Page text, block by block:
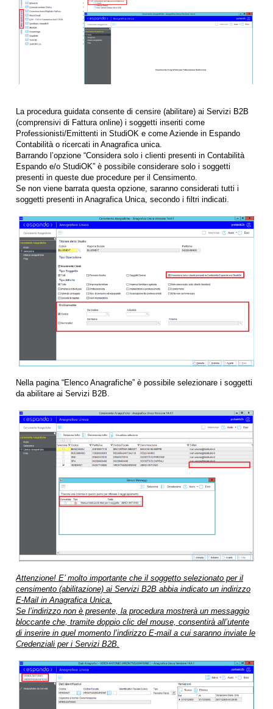
La procedura guidata consente di censire (abilitare) ai Servizi B2B
(comprensivi di Fattura online) i soggetti inseriti come
Professionisti/Emittenti in StudiOK e come Aziende in Espando
Contabilità o ricercati in Anagrafica unica.
Barrando l’opzione “Considera solo i clienti presenti in Contabilità
Espando e/o StudiOK” è possibile considerare solo i soggetti
presenti in queste due procedure per il Censimento.
Se non viene barrata questa opzione, saranno considerati tutti i
soggetti presenti in Anagrafica Unica, secondo i filtri indicati.
Nella pagina “Elenco Anagrafiche” è possibile selezionare i soggetti
da abilitare ai Servizi B2B.
Attenzione! E’ molto importante che il soggetto selezionato per il
censimento (abilitazione) ai Servizi B2B abbia indicato un indirizzo
E-Mail in Anagrafica Unica.
Se l’indirizzo non è presente, la procedura mostrerà un messaggio
bloccante che, tramite doppio clic del mouse, consentirà all’utente
di inserire in quel momento l’indirizzo E-mail a cui saranno inviate le
Credenziali per i Servizi B2B.